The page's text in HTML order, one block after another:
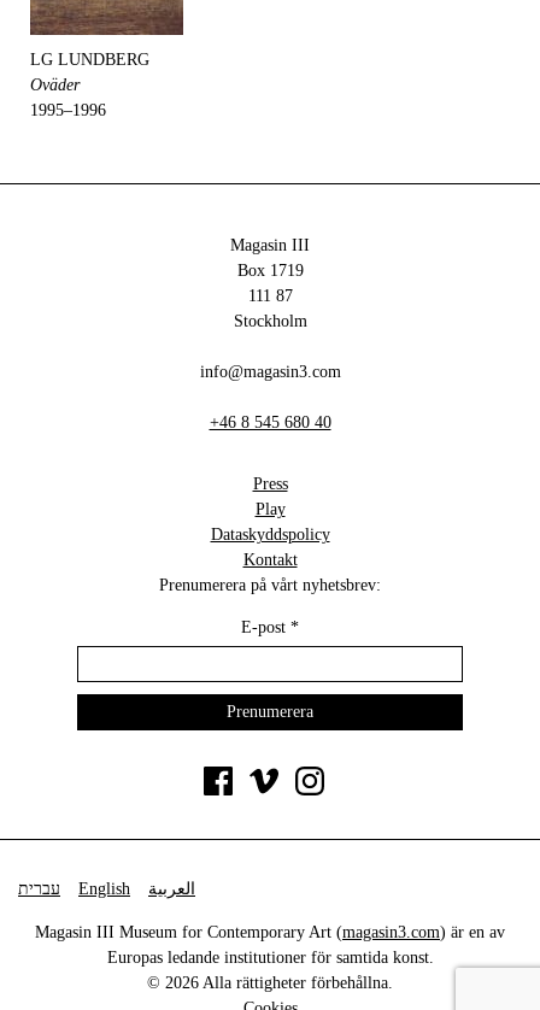
LG LUNDBERG
Oväder
1995–1996
Magasin III
Box 1719
111 87
Stockholm
info@magasin3.com
+46 8 545 680 40
Press
Play
Dataskyddspolicy
Kontakt
Prenumerera på vårt nyhetsbrev:
E-post *
עברית English العربية
Magasin III Museum for Contemporary Art (magasin3.com) är en av
Europas ledande institutioner för samtida konst.
© 2026 Alla rättigheter förbehållna.